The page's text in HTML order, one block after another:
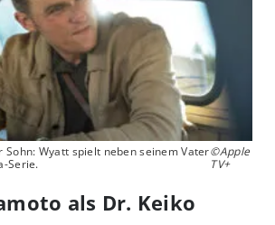
Sohn: Wyatt spielt neben seinem Vater
Serie.
©Apple
TV+
als Dr. Keiko